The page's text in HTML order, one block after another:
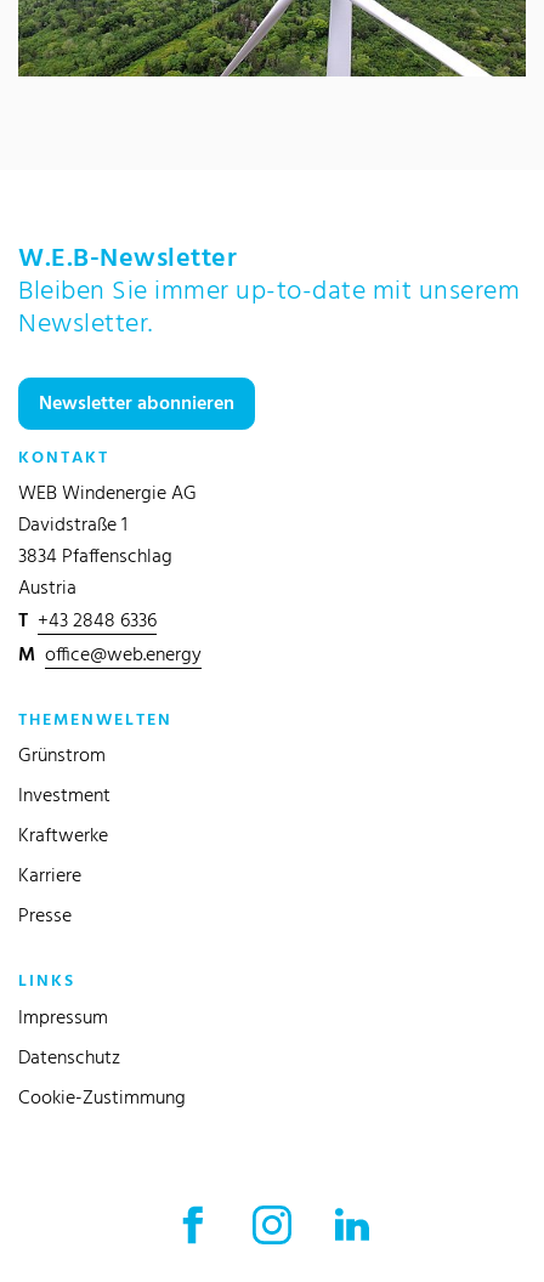
W.E.B-Newsletter
Bleiben Sie immer up-to-date mit unserem
Newsletter.
Newsletter abonnieren
KONTAKT
WEB Windenergie AG
Davidstraße 1
3834 Pfaffenschlag
Austria
T +43 2848 6336
M office@web.energy
THEMENWELTEN
Grünstrom
Investment
Kraftwerke
Karriere
Presse
LINKS
Impressum
Datenschutz
Cookie-Zustimmung
Facebook Externer Link
Instagram Externer Link